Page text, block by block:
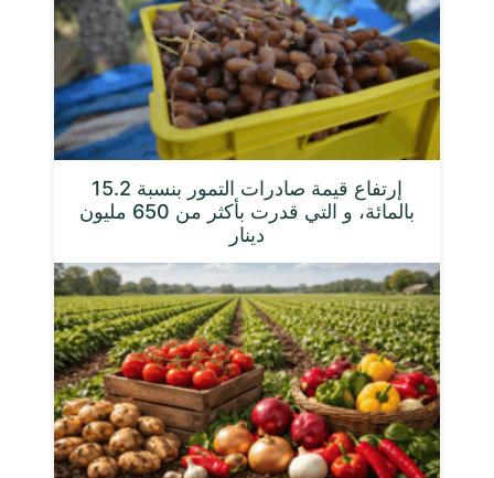
إرتفاع قيمة صادرات التمور بنسبة 15.2
بالمائة، و التي قدرت بأكثر من 650 مليون
دينار